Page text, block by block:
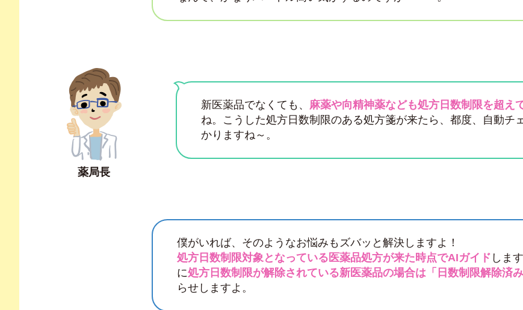
薬局長
新医薬品でなくても、 麻薬や向精神薬なども処方日数制限を超え
ね。こうした処方日数制限のある処方箋が来たら、都度、自動チ
かりますね～。
僕がいれば、そのようなお悩みもズバッと解決しますよ！
処方日数制限対象となっている医薬品処方が来た時点でAIガイド しま
に処方日数制限が解除されている新医薬品の場合は「日数制限解除済み
らせしますよ。